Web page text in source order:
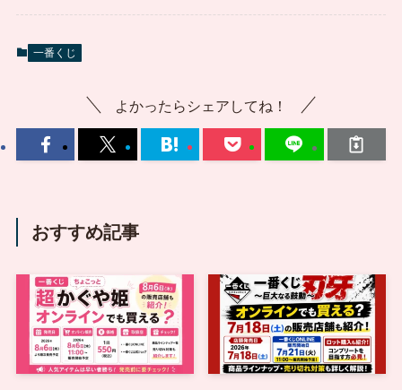
一番くじ
よかったらシェアしてね！
おすすめ記事